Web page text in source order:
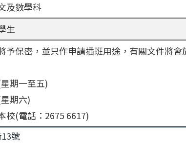
及數學科
生
予保密，並只作申請插班用途，有關文件將
期一至五)
期六)
校(電話：2675 6617)
號